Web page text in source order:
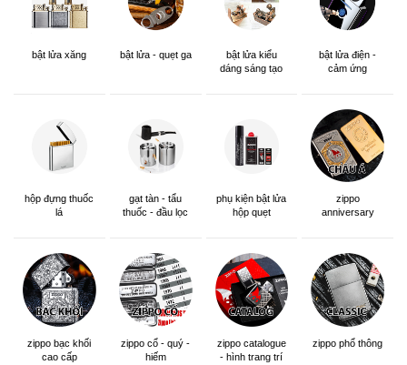
bật lửa xăng bật lửa - quẹt ga
bật lửa kiểu
dáng sáng tạo
bật lửa điện -
cảm ứng
hộp đựng thuốc
lá
gạt tàn - tẩu
thuốc - đầu lọc
phụ kiện bật lửa
hộp quẹt
zippo
anniversary
zippo bạc khối
cao cấp
zippo cổ - quý -
hiếm
zippo catalogue
- hình trang trí
zippo phổ thông